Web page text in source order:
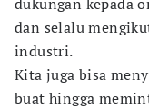
dan selalu
industri.
Kita juga bisa
buat hingga